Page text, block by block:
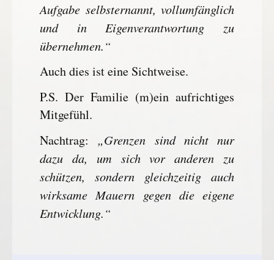
Aufgabe selbsternannt, vollumfänglich
und in Eigenverantwortung zu
übernehmen.“
Auch dies ist eine Sichtweise.
P.S. Der Familie (m)ein aufrichtiges
Mitgefühl.
Nachtrag: „Grenzen sind nicht nur
dazu da, um sich vor anderen zu
schützen, sondern gleichzeitig auch
wirksame Mauern gegen die eigene
Entwicklung.“